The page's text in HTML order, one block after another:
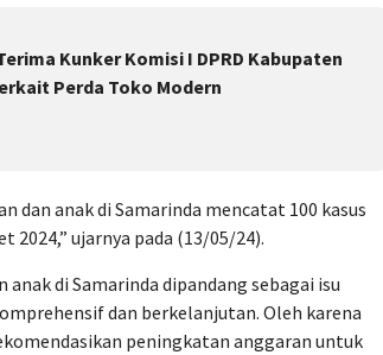
Kunker Komisi I DPRD Kabupaten
Perda Toko Modern
dan anak di Samarinda mencatat 100 kasus
2024,” ujarnya pada (13/05/24).
di Samarinda dipandang sebagai isu
dan berkelanjutan. Oleh karena
peningkatan anggaran untuk